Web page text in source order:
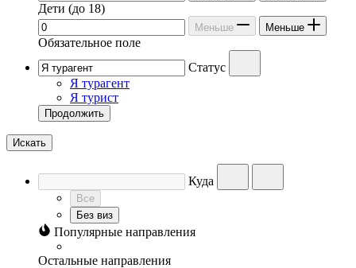
Дети (до 18)
Меньше Меньше
Обязательное поле
Статус
Я турагент
Я турист
Продолжить
Искать
Куда
Все
Без виз
Популярные направления
Остальные направления